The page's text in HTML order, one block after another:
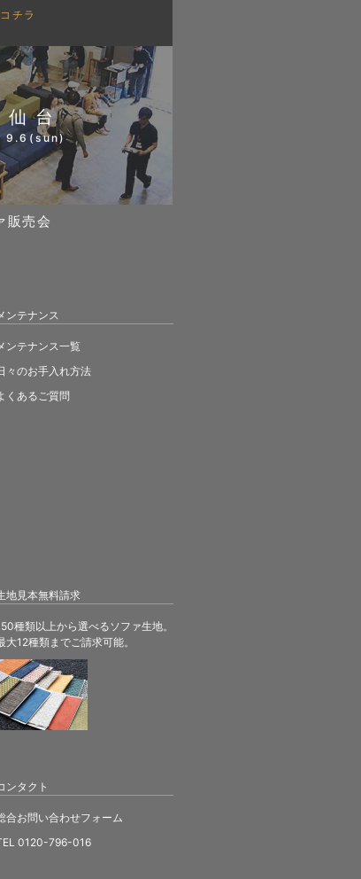
地見本無料請求
種類以上から選べるソファ生地。
大12種類までご請求可能。
チラ
台
9.6(sun)
販売会
ンテナンス
ンテナンス一覧
々のお手入れ方法
くあるご質問
ンタクト
合お問い合わせフォーム
0120-796-016